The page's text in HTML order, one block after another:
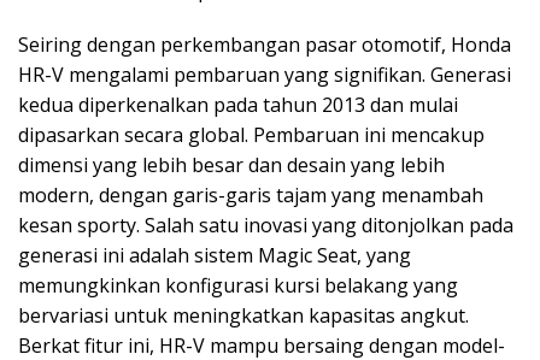
Seiring dengan perkembangan pasar otomotif, Honda
HR-V mengalami pembaruan yang signifikan. Generasi
kedua diperkenalkan pada tahun 2013 dan mulai
dipasarkan secara global. Pembaruan ini mencakup
dimensi yang lebih besar dan desain yang lebih
modern, dengan garis-garis tajam yang menambah
kesan sporty. Salah satu inovasi yang ditonjolkan pada
generasi ini adalah sistem Magic Seat, yang
memungkinkan konfigurasi kursi belakang yang
bervariasi untuk meningkatkan kapasitas angkut.
Berkat fitur ini, HR-V mampu bersaing dengan model-